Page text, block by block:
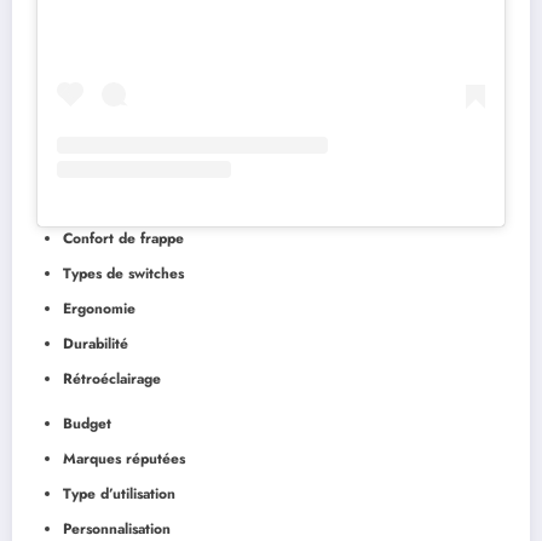
Confort de frappe
Types de switches
Ergonomie
Durabilité
Rétroéclairage
Budget
Marques réputées
Type d’utilisation
Personnalisation